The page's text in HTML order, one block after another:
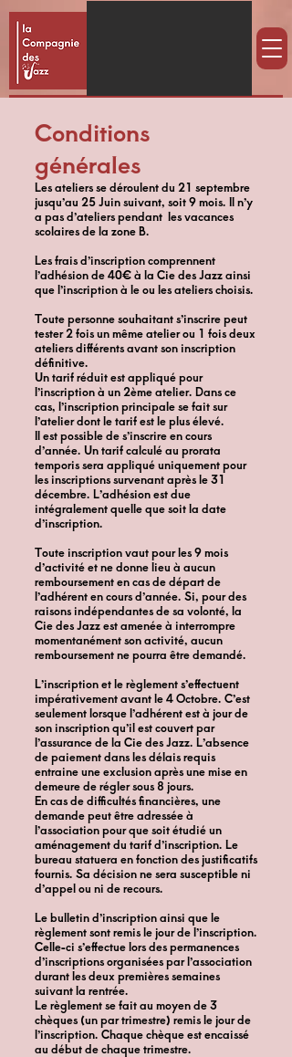
Conditions
générales
Les ateliers se déroulent du 21 septembre
jusqu’au 25 Juin suivant, soit 9 mois. Il n’y
a pas d’ateliers pendant les vacances
scolaires de la zone B.
Les frais d’inscription comprennent
l’adhésion de 40€ à la Cie des Jazz ainsi
que l’inscription à le ou les ateliers choisis.
Toute personne souhaitant s’inscrire peut
tester 2 fois un même atelier ou 1 fois deux
ateliers différents avant son inscription
définitive.
Un tarif réduit est appliqué pour
l’inscription à un 2ème atelier. Dans ce
cas, l’inscription principale se fait sur
l’atelier dont le tarif est le plus élevé.
Il est possible de s’inscrire en cours
d’année. Un tarif calculé au prorata
temporis sera appliqué uniquement pour
les inscriptions survenant après le 31
décembre. L’adhésion est due
intégralement quelle que soit la date
d’inscription.
Toute inscription vaut pour les 9 mois
d’activité et ne donne lieu à aucun
remboursement en cas de départ de
l’adhérent en cours d’année. Si, pour des
raisons indépendantes de sa volonté, la
Cie des Jazz est amenée à interrompre
momentanément son activité, aucun
remboursement ne pourra être demandé.
L’inscription et le règlement s’effectuent
impérativement avant le 4 Octobre. C’est
seulement lorsque l’adhérent est à jour de
son inscription qu’il est couvert par
l’assurance de la Cie des Jazz. L’absence
de paiement dans les délais requis
entraine une exclusion après une mise en
demeure de régler sous 8 jours.
En cas de difficultés financières, une
demande peut être adressée à
l’association pour que soit étudié un
aménagement du tarif d’inscription. Le
bureau statuera en fonction des justificatifs
fournis. Sa décision ne sera susceptible ni
d’appel ou ni de recours.
Le bulletin d’inscription ainsi que le
règlement sont remis le jour de l’inscription.
Celle-ci s’effectue lors des permanences
d’inscriptions organisées par l’association
durant les deux premières semaines
suivant la rentrée.
Le règlement se fait au moyen de 3
chèques (un par trimestre) remis le jour de
l’inscription. Chaque chèque est encaissé
au début de chaque trimestre.